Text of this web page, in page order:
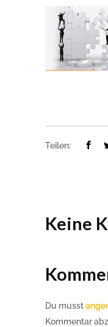
Teilen:
Keine
Du musst
Kommentar